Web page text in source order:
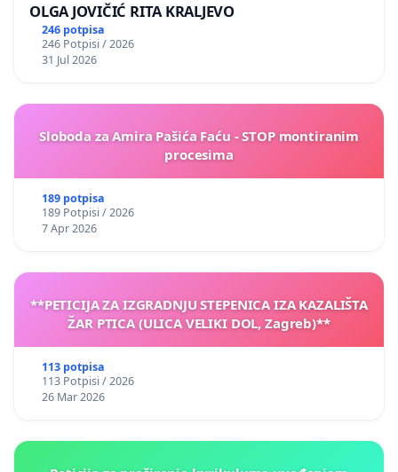
OLGA JOVIČIĆ RITA KRALJEVO
246 potpisa
246 Potpisi / 2026
31 Jul 2026
Sloboda za Amira Pašića Faću - STOP montiranim
procesima
189 potpisa
189 Potpisi / 2026
7 Apr 2026
**PETICIJA ZA IZGRADNJU STEPENICA IZA KAZALIŠTA
ŽAR PTICA (ULICA VELIKI DOL, Zagreb)**
113 potpisa
113 Potpisi / 2026
26 Mar 2026